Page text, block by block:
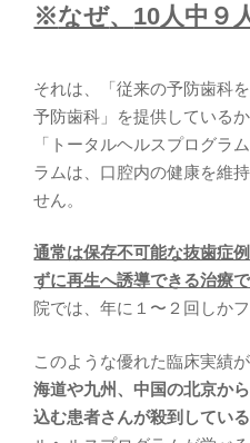
※なぜ、 10人中９
それは、「従来の予防歯科
予防歯科」を提供している
「トータルヘルスプログラ
ラムは、口腔内の健康を維
せん。
通常は保存不可能な抜歯症
ずに再生へ誘導できる治療
院では、年に１〜２回しか
このような優れた臨床実績
海道や九州、中国の北京か
込む患者さんが殺到してい